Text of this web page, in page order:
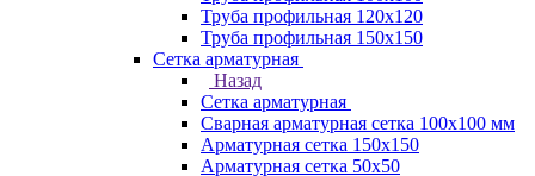
Труба профильная 120х120
Труба профильная 150х150
Сетка арматурная
Назад
Сетка арматурная
Сварная арматурная сетка 100х100 мм
Арматурная сетка 150х150
Арматурная сетка 50х50